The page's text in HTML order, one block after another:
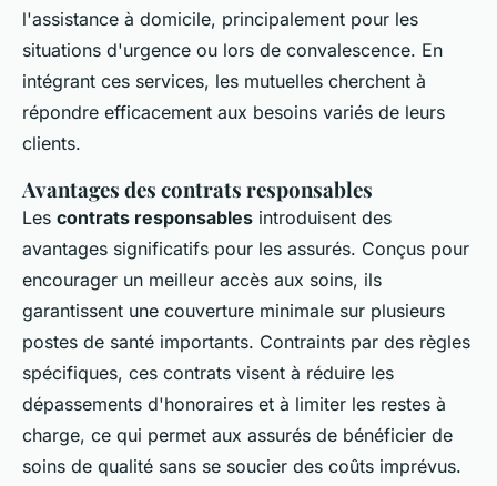
l'assistance à domicile, principalement pour les
situations d'urgence ou lors de convalescence. En
intégrant ces services, les mutuelles cherchent à
répondre efficacement aux besoins variés de leurs
clients.
Avantages des contrats responsables
Les contrats responsables introduisent des
avantages significatifs pour les assurés. Conçus pour
encourager un meilleur accès aux soins, ils
garantissent une couverture minimale sur plusieurs
postes de santé importants. Contraints par des règles
spécifiques, ces contrats visent à réduire les
dépassements d'honoraires et à limiter les restes à
charge, ce qui permet aux assurés de bénéficier de
soins de qualité sans se soucier des coûts imprévus.